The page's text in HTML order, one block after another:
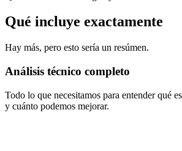
Qué incluye exactamente
Hay más, pero esto sería un resúmen.
Análisis técnico completo
Todo lo que necesitamos para entender qué
y cuánto podemos mejorar.